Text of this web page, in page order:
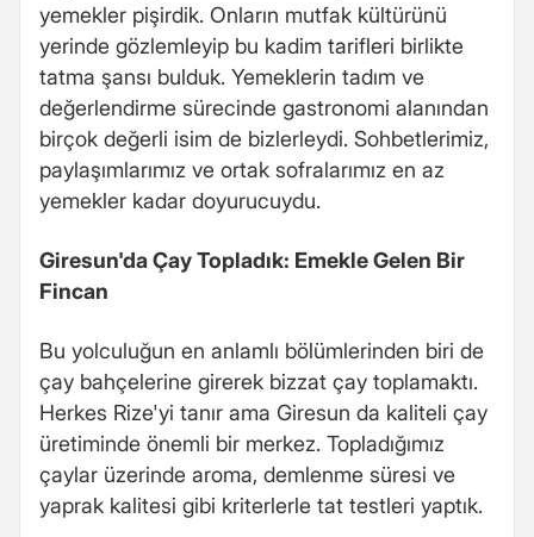
yemekler pişirdik. Onların mutfak kültürünü
yerinde gözlemleyip bu kadim tarifleri birlikte
tatma şansı bulduk. Yemeklerin tadım ve
değerlendirme sürecinde gastronomi alanından
birçok değerli isim de bizlerleydi. Sohbetlerimiz,
paylaşımlarımız ve ortak sofralarımız en az
yemekler kadar doyurucuydu.
Giresun'da Çay Topladık: Emekle Gelen Bir
Fincan
Bu yolculuğun en anlamlı bölümlerinden biri de
çay bahçelerine girerek bizzat çay toplamaktı.
Herkes Rize'yi tanır ama Giresun da kaliteli çay
üretiminde önemli bir merkez. Topladığımız
çaylar üzerinde aroma, demlenme süresi ve
yaprak kalitesi gibi kriterlerle tat testleri yaptık.